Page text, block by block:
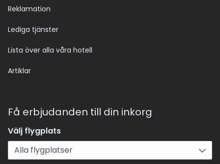
Reklamation
Lediga tjänster
Lista över alla våra hotell
Artiklar
Få erbjudanden till din inkorg
Välj flygplats